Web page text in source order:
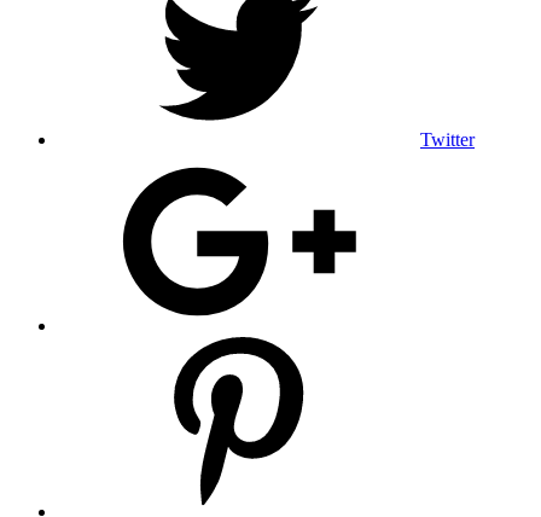
Twitter